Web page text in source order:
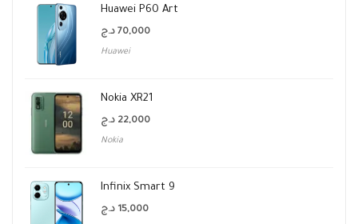
Huawei P60 Art
70,000 د.ج
Huawei
Nokia XR21
22,000 د.ج
Nokia
Infinix Smart 9
15,000 د.ج